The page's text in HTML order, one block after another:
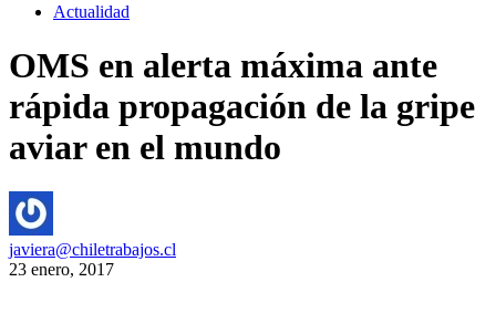
Actualidad
OMS en alerta máxima ante
rápida propagación de la gripe
aviar en el mundo
javiera@chiletrabajos.cl
23 enero, 2017